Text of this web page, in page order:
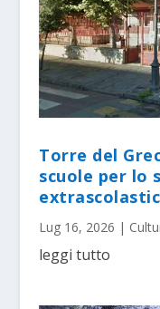
Torre del
scuole per lo
Lug 16, 2026 |
leggi tutto